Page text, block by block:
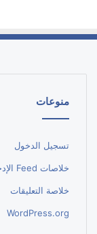
منوعات
تسجيل الدخول
خلاصات Feed الإدخالات
خلاصة التعليقات
WordPress.org